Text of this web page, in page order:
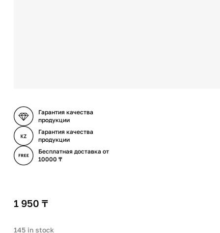
Гарантия качества
продукции
Гарантия качества
продукции
Бесплатная доставка от
10000 ₸
1 950 ₸
145 in stock